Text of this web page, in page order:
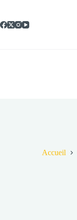
contenu
Accueil